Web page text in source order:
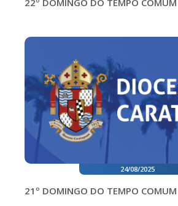
24/08/2025
21º DOMINGO DO TEMPO COMUM